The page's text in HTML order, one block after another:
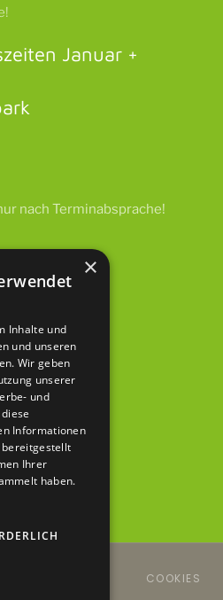
Januar +
nach Terminabsprache!
hbh.de
COOKIES
×
Inhalte und
und unseren
Wir geben
unserer
und
Informationen
bereitgestellt
Ihrer
haben.